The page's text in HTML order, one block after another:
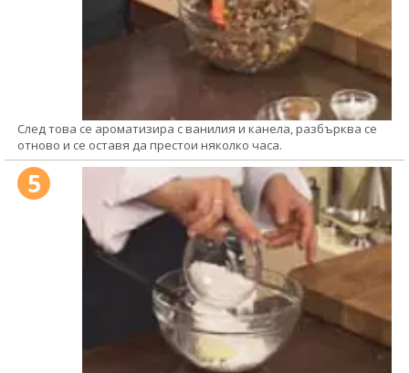
След това се ароматизира с ванилия и канела, разбърква се
отново и се оставя да престои няколко часа.
5